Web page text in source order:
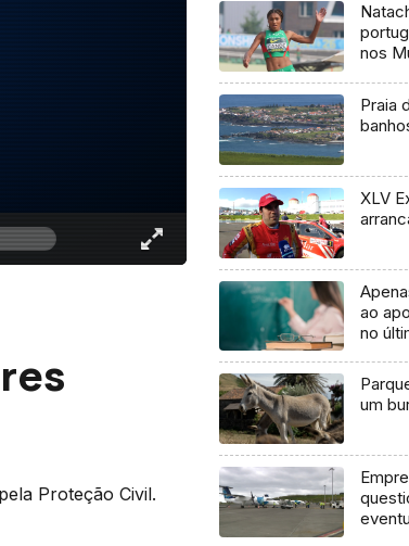
Proteção Civil.
nos
Praia
XLV
ao
no
um